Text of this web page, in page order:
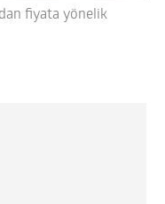
fiyata yönelik